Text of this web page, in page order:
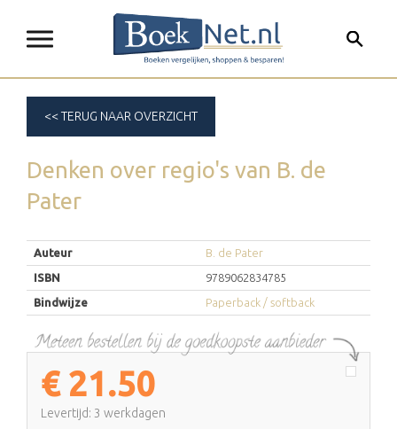
<< TERUG NAAR OVERZICHT
Denken over regio's van B. de
Pater
Auteur
B. de Pater
ISBN
9789062834785
Bindwijze
Paperback / softback
€ 21.50
Levertijd: 3 werkdagen